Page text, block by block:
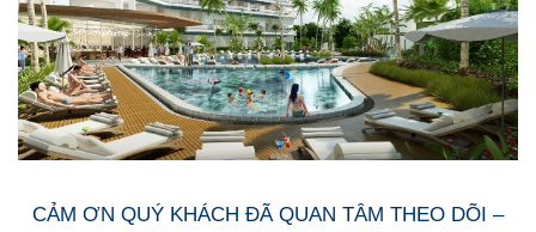
CẢM ƠN QUÝ KHÁCH ĐÃ QUAN TÂM THEO DÕI –